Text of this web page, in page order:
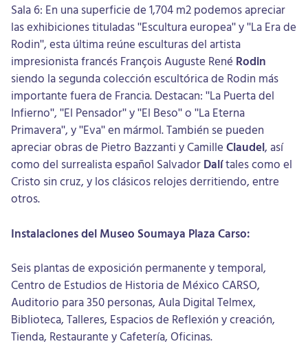
Sala 6: En una superficie de 1,704 m2 podemos apreciar
las exhibiciones tituladas "Escultura europea" y "La Era de
Rodin", esta última reúne esculturas del artista
impresionista francés François Auguste René Rodin
siendo la segunda colección escultórica de Rodin más
importante fuera de Francia. Destacan: "La Puerta del
Infierno", "El Pensador" y "El Beso" o "La Eterna
Primavera", y "Eva" en mármol. También se pueden
apreciar obras de Pietro Bazzanti y Camille Claudel, así
como del surrealista español Salvador Dalítales como el
Cristo sin cruz, y los clásicos relojes derritiendo, entre
otros.
Instalaciones del Museo Soumaya Plaza Carso:
Seis plantas de exposición permanente y temporal,
Centro de Estudios de Historia de México CARSO,
Auditorio para 350 personas, Aula Digital Telmex,
Biblioteca, Talleres, Espacios de Reflexión y creación,
Tienda, Restaurante y Cafetería, Oficinas.